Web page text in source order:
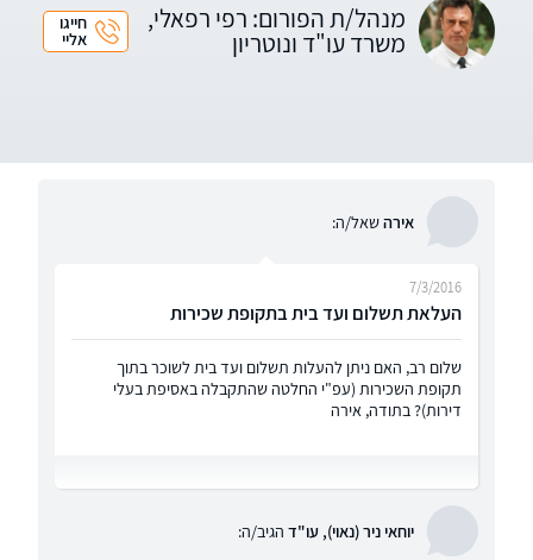
מנהל/ת הפורום: רפי רפאלי,
משרד עו"ד ונוטריון
חייגו
אליי
אירהשאל/ה:
העלאת תשלום ועד בית בתקופת שכירות
7/3/2016
שלום רב, האם ניתן להעלות תשלום ועד בית לשוכר בתוך
תקופת השכירות (עפ"י החלטה שהתקבלה באסיפת בעלי
דירות)? בתודה, אירה
יוחאי ניר (נאוי), עו"ד הגיב/ה: